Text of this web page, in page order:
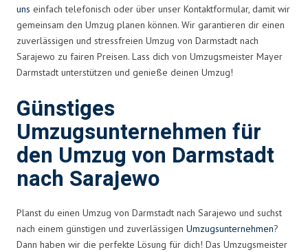
uns einfach telefonisch oder über unser Kontaktformular, damit wir
gemeinsam den Umzug planen können. Wir garantieren dir einen
zuverlässigen und stressfreien Umzug von Darmstadt nach
Sarajewo zu fairen Preisen. Lass dich von Umzugsmeister Mayer
Darmstadt unterstützen und genieße deinen Umzug!
Günstiges
Umzugsunternehmen für
den Umzug von Darmstadt
nach Sarajewo
Planst du einen Umzug von Darmstadt nach Sarajewo und suchst
nach einem günstigen und zuverlässigen Umzugsunternehmen?
Dann haben wir die perfekte Lösung für dich! Das Umzugsmeister